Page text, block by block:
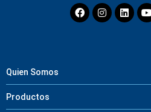
Quien Somos
Productos